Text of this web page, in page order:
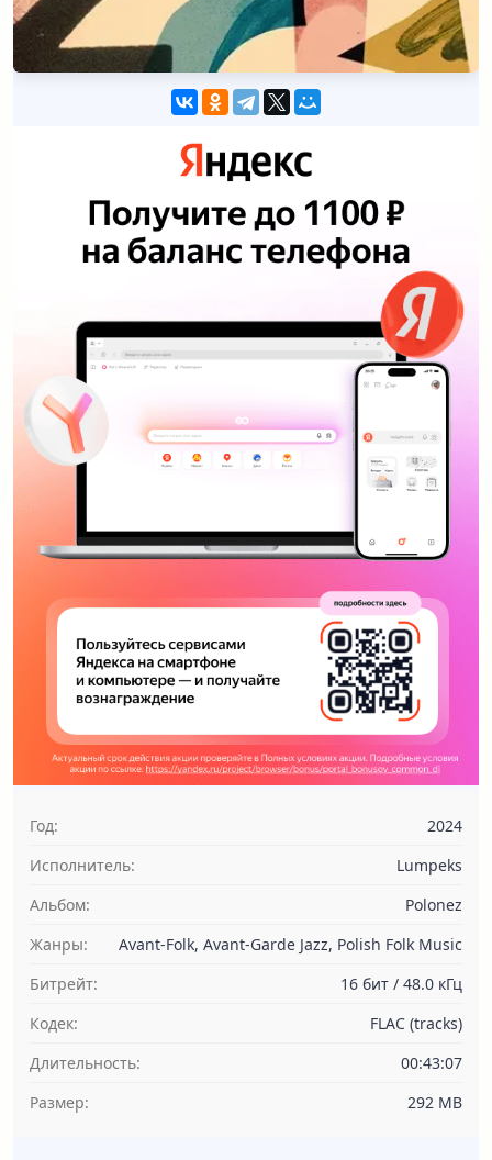
Год:
2024
Исполнитель:
Lumpeks
Альбом:
Polonez
Жанры:
Avant-Folk, Avant-Garde Jazz, Polish Folk Music
Битрейт:
16 бит / 48.0 кГц
Кодек:
FLAC (tracks)
Длительность:
00:43:07
Размер:
292 MB